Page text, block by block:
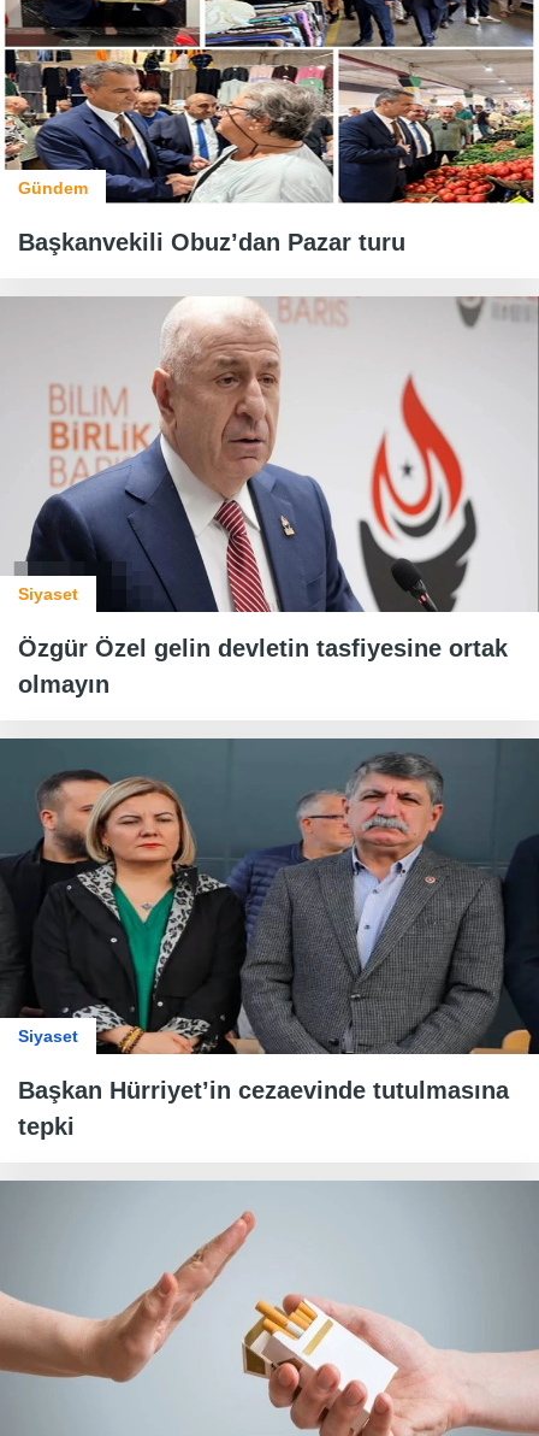
Gündem
Başkanvekili Obuz’dan Pazar turu
Siyaset
Özgür Özel gelin devletin tasfiyesine ortak
olmayın
Siyaset
Başkan Hürriyet’in cezaevinde tutulmasına
tepki